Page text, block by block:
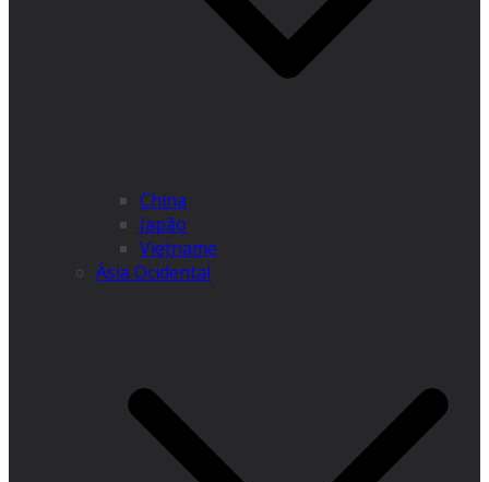
China
Japão
Vietname
Ásia Ocidental